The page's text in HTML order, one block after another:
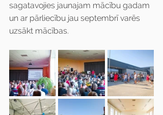
sagatavojies jaunajam mācību gadam
un ar pārliecību jau septembrī varēs
uzsākt mācības.